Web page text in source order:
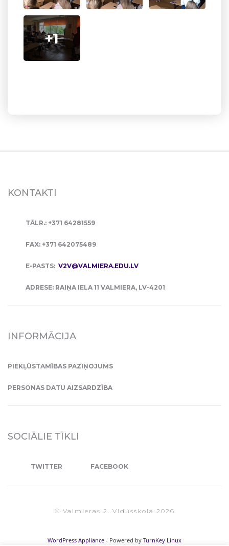
+1
KONTAKTI
TĀLR.: +371 64281559
FAX: +371 642075489
E-PASTS: V2V@VALMIERA.EDU.LV
ADRESE: RAIŅA IELA 11 VALMIERA, LV-4201
INFORMĀCIJA
PIEKĻŪSTAMĪBAS PAZIŅOJUMS
PERSONAS DATU AIZSARDZĪBA
SOCIĀLIE TĪKLI
TWITTER FACEBOOK
© Valmieras 2. Vidusskola 2026
WordPress Appliance - Powered by TurnKey Linux